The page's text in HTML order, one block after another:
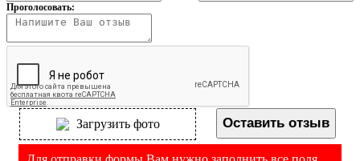
Проголосовать:
Загрузить фото Оставить отзыв